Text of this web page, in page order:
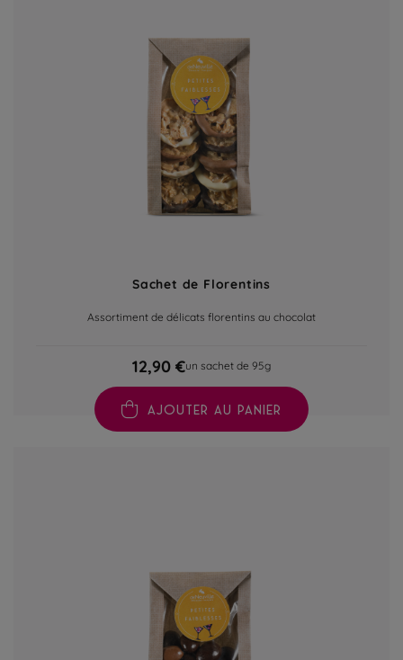
Sachet de Florentins
Assortiment de délicats florentins au chocolat
12,90 €un sachet de 95g
AJOUTER AU PANIER